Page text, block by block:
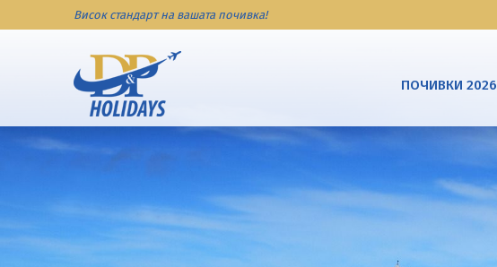
Висок стандарт на вашата почивка!
ПОЧИВКИ 2026